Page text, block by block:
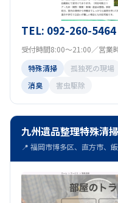
TEL: 092-260-5464
受付時間8:00～21:00／営業
特殊清掃
孤独死の現場
消臭
害虫駆除
九州遺品整理特殊清
📍 福岡市博多区、直方市、